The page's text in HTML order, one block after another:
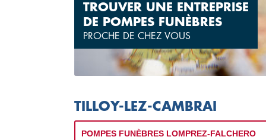
TROUVER UNE ENTREPRISE
DE POMPES FUNÈBRES
PROCHE DE CHEZ VOUS
TILLOY-LEZ-CAMBRAI
POMPES FUNÈBRES LOMPREZ-FALCHERO